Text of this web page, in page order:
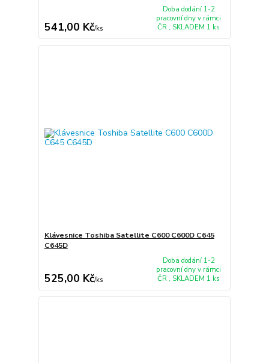
541,00 Kč/ks
Doba dodání 1-2
pracovní dny v rámci
ČR , SKLADEM 1 ks
Klávesnice Toshiba Satellite C600 C600D C645
C645D
525,00 Kč/ks
Doba dodání 1-2
pracovní dny v rámci
ČR , SKLADEM 1 ks